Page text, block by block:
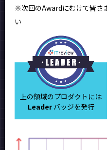
※次回のAwardにむけて皆さ
い
上の領域のプロダクトには
Leaderバッジを発行